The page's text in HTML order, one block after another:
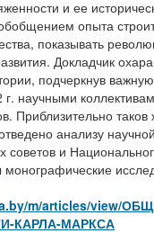
и ее
опыта
показывать
Докладчик
подчеркнув
научными
Приблизительно
анализу
советов и
m/articles/view/
КАРЛА-МАРКСА